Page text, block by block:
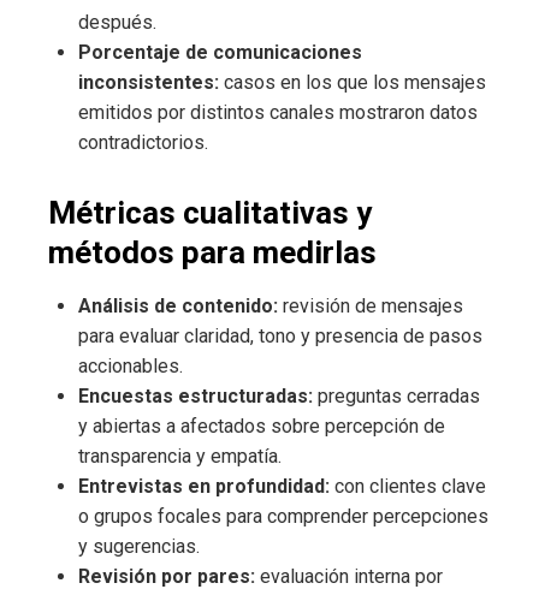
después.
Porcentaje de comunicaciones
inconsistentes: casos en los que los mensajes
emitidos por distintos canales mostraron datos
contradictorios.
Métricas cualitativas y
métodos para medirlas
Análisis de contenido: revisión de mensajes
para evaluar claridad, tono y presencia de pasos
accionables.
Encuestas estructuradas: preguntas cerradas
y abiertas a afectados sobre percepción de
transparencia y empatía.
Entrevistas en profundidad: con clientes clave
o grupos focales para comprender percepciones
y sugerencias.
Revisión por pares: evaluación interna por